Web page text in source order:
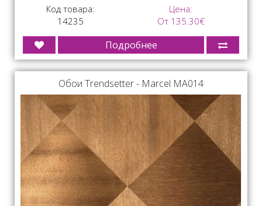
Код товара:
14235
Цена:
От 135.30€
Подробнее
Обои Trendsetter - Marсel MA014